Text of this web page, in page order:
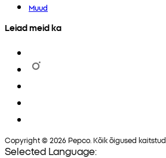
Muud
Leiad meid ka
Copyright © 2026 Pepco. Kõik õigused kaitstud.
Selected Language: